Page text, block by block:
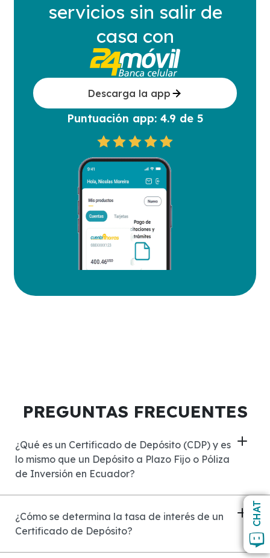
CHAT
Puntuación app: 4.9 de 5
servicios sin salir de
casa con
Descarga la app
PREGUNTAS FRECUENTES
¿Qué es un Certificado de Depósito (CDP) y es
lo mismo que un Depósito a Plazo Fijo o Póliza
de Inversión en Ecuador?
¿Cómo se determina la tasa de interés de un
Certificado de Depósito?